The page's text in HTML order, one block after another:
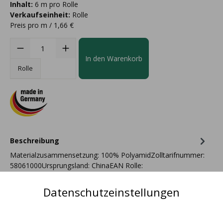
Inhalt: 6 m pro Rolle
Verkaufseinheit: Rolle
Preis pro m / 1,66 €
Rolle
In den Warenkorb
Beschreibung
Materialzusammensetzung: 100% PolyamidZolltarifnummer:
58061000Ursprungsland: ChinaEAN Rolle:
BewertungenDatenschutzeinstellungen